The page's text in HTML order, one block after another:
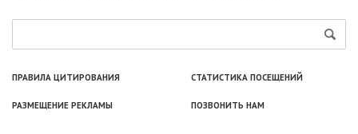
ПРАВИЛА ЦИТИРОВАНИЯ СТАТИСТИКА ПОСЕЩЕНИЙ
РАЗМЕЩЕНИЕ РЕКЛАМЫ ПОЗВОНИТЬ НАМ